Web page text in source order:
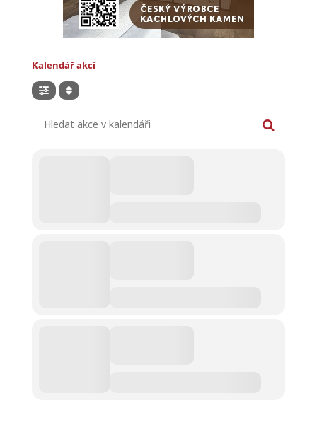
Kalendář akcí